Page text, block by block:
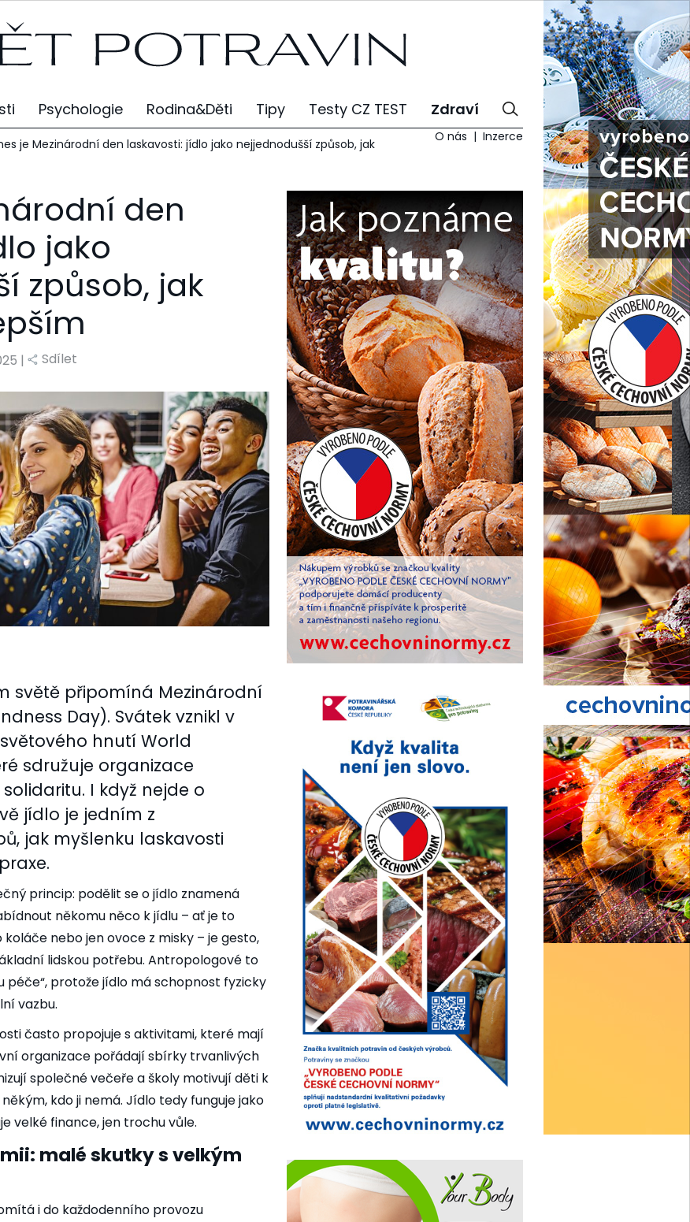
Psychologie Rodina&Děti Tipy Testy CZ TEST Zdraví
je Mezinárodní den laskavosti: jídlo jako nejjednodušší způsob, jak
O nás Inzerce
den
jako
způsob, jak
| Sdílet
světě připomíná Mezinárodní
Day). Svátek vznikl v
hnutí World
sdružuje organizace
I když nejde o
jídlo je jedním z
jak myšlenku laskavosti
princip: podělit se o jídlo znamená
někomu něco k jídlu – ať je to
nebo jen ovoce z misky – je gesto,
lidskou potřebu. Antropologové to
protože jídlo má schopnost fyzicky
vazbu.
často propojuje s aktivitami, které mají
organizace pořádají sbírky trvanlivých
společné večeře a školy motivují děti k
kdo ji nemá. Jídlo tedy funguje jako
velké finance, jen trochu vůle.
malé skutky s velkým
i do každodenního provozu